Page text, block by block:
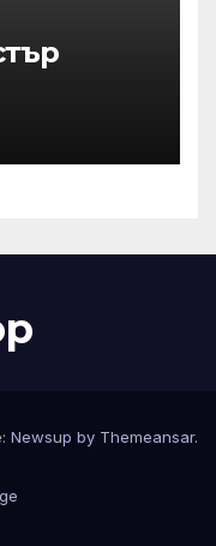
от
и на
Newsup by Themeansar.